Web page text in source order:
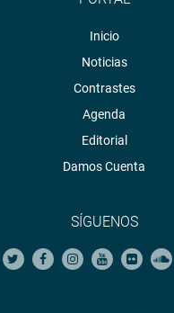
Inicio
Noticias
Contrastes
Agenda
Editorial
Damos Cuenta
SÍGUENOS